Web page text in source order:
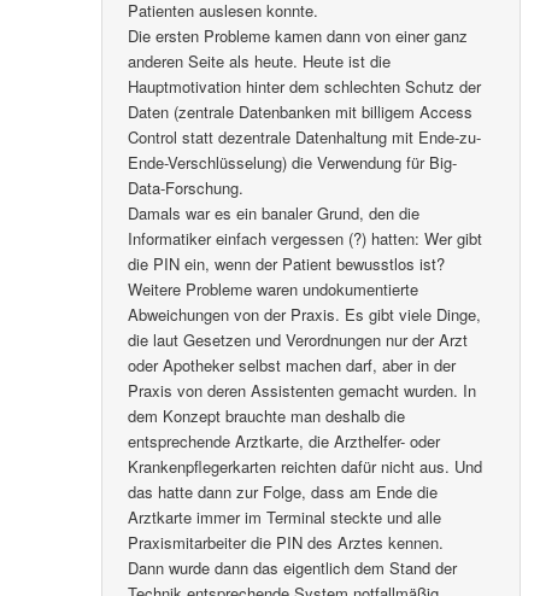
Patienten auslesen konnte.
Die ersten Probleme kamen dann von einer ganz
anderen Seite als heute. Heute ist die
Hauptmotivation hinter dem schlechten Schutz der
Daten (zentrale Datenbanken mit billigem Access
Control statt dezentrale Datenhaltung mit Ende-zu-
Ende-Verschlüsselung) die Verwendung für Big-
Data-Forschung.
Damals war es ein banaler Grund, den die
Informatiker einfach vergessen (?) hatten: Wer gibt
die PIN ein, wenn der Patient bewusstlos ist?
Weitere Probleme waren undokumentierte
Abweichungen von der Praxis. Es gibt viele Dinge,
die laut Gesetzen und Verordnungen nur der Arzt
oder Apotheker selbst machen darf, aber in der
Praxis von deren Assistenten gemacht wurden. In
dem Konzept brauchte man deshalb die
entsprechende Arztkarte, die Arzthelfer- oder
Krankenpflegerkarten reichten dafür nicht aus. Und
das hatte dann zur Folge, dass am Ende die
Arztkarte immer im Terminal steckte und alle
Praxismitarbeiter die PIN des Arztes kennen.
Dann wurde dann das eigentlich dem Stand der